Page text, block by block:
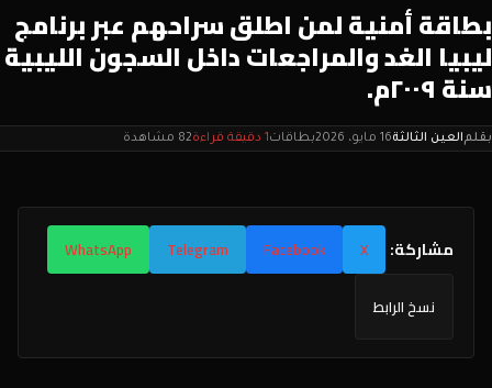
بطاقة أمنية لمن اطلق سراحهم عبر برنامج
ليبيا الغد والمراجعات داخل السجون الليبية
سنة ٢٠٠٩م.
بقلمالعين الثالثة16 مايو، 2026 بطاقات1 دقيقة قراءة 82 مشاهدة
مشاركة: X
Facebook
Telegram
WhatsApp
نسخ الرابط